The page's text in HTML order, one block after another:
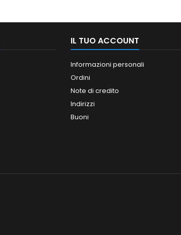
IL TUO ACCOUNT
Informazioni personali
Ordini
Note di credito
Indirizzi
Buoni